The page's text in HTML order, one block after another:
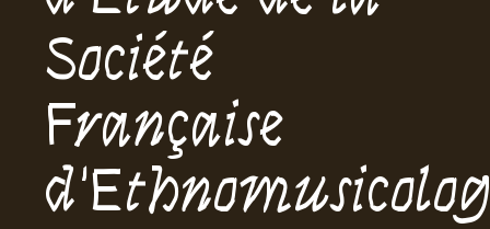
Société
Française